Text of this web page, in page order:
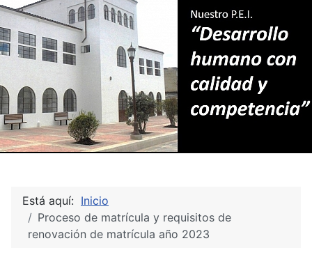
Está aquí: Inicio
Proceso de matrícula y requisitos de
renovación de matrícula año 2023